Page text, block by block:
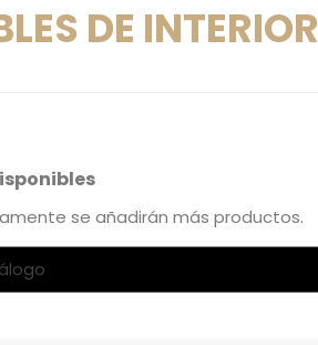
DE INTERIOR
se añadirán más productos.